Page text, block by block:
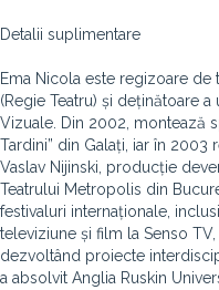
Detalii suplimentare
Ema Nicola este regizoare de
(Regie Teatru) și deținătoare
Vizuale. Din 2002, montează
Tardini” din Galați, iar în 2003
Vaslav Nijinski, producție
Teatrului Metropolis din
festivaluri internaționale,
televiziune și film la Senso
dezvoltând proiecte
a absolvit Anglia Ruskin